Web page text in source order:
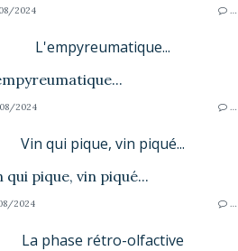
2024 …
L'empyreumatique...
2024 …
Vin qui pique, vin piqué...
2024 …
La phase rétro-olfactive